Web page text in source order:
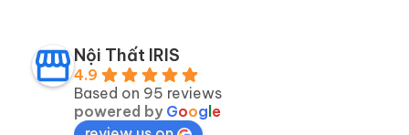
Nội Thất IRIS
4.9
Based on 95 reviews
powered by Goog e